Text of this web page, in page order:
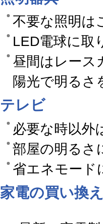
不要な照明は
LED電球に取
昼間はレース
陽光で明るさ
テレビ
必要な時以外
部屋の明るさ
省エネモード
家電の買い換え